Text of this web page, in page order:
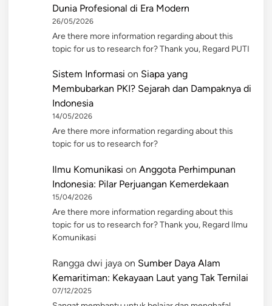
Dunia Profesional di Era Modern
26/05/2026
Are there more information regarding about this
topic for us to research for? Thank you, Regard PUTI
Sistem Informasi on Siapa yang
Membubarkan PKI? Sejarah dan Dampaknya di
Indonesia
14/05/2026
Are there more information regarding about this
topic for us to research for?
Ilmu Komunikasi on Anggota Perhimpunan
Indonesia: Pilar Perjuangan Kemerdekaan
15/04/2026
Are there more information regarding about this
topic for us to research for? Thank you, Regard Ilmu
Komunikasi
Rangga dwi jaya on Sumber Daya Alam
Kemaritiman: Kekayaan Laut yang Tak Ternilai
07/12/2025